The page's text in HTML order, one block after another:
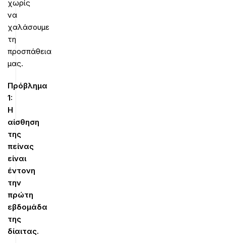
χωρίς
να
χαλάσουμε
τη
προσπάθεια
μας.
Πρόβλημα
1:
Η
αίσθηση
της
πείνας
είναι
έντονη
την
πρώτη
εβδομάδα
της
δίαιτας.